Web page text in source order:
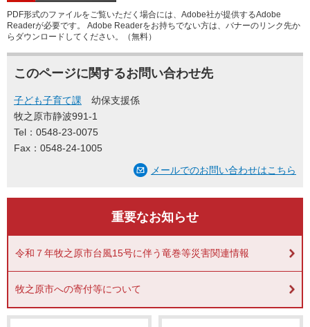
PDF形式のファイルをご覧いただく場合には、Adobe社が提供するAdobe
Readerが必要です。
Adobe Readerをお持ちでない方は、バナーのリンク先か
らダウンロードしてください。（無料）
このページに関するお問い合わせ先
子ども子育て課
幼保支援係
牧之原市静波991-1
Tel：0548-23-0075
Fax：0548-24-1005
メールでのお問い合わせはこちら
重要なお知らせ
令和７年牧之原市台風15号に伴う竜巻等災害関連情報
牧之原市への寄付等について